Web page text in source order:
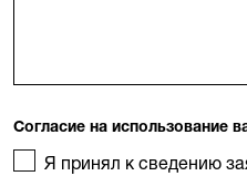
Согласие на использование
Я принял к сведению